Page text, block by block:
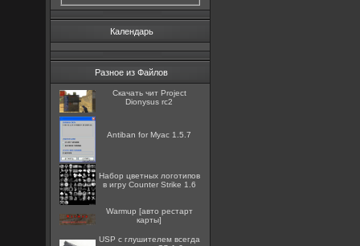
Календарь
Разное из Файлов
Скачать чит Project
Dionysus rc2
Antiban for Myac 1.5.7
Набор цветных логотипов
в игру Counter Strike 1.6
Warmup [авто рестарт
карты]
USP с глушителем всегда